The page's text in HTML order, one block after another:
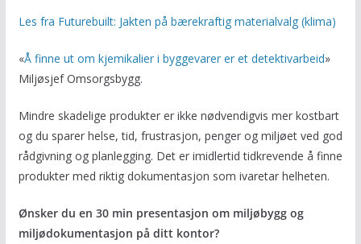
Les fra Futurebuilt: Jakten på bærekraftig materialvalg (klima)
«Å finne ut om kjemikalier i byggevarer er et detektivarbeid»
Miljøsjef Omsorgsbygg.
Mindre skadelige produkter er ikke nødvendigvis mer kostbart
og du sparer helse, tid, frustrasjon, penger og miljøet ved god
rådgivning og planlegging. Det er imidlertid tidkrevende å finne
produkter med riktig dokumentasjon som ivaretar helheten.
Ønsker du en 30 min presentasjon om miljøbygg og
miljødokumentasjon på ditt kontor?